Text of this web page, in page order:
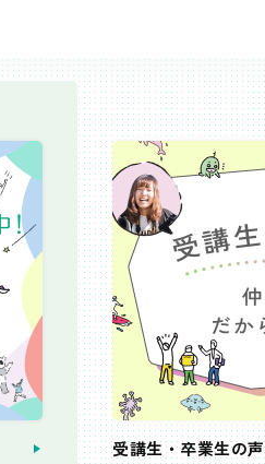
受講生・卒業生の声